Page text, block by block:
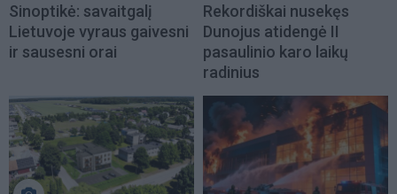
Sinoptikė: savaitgalį
Lietuvoje vyraus gaivesni
ir sausesni orai
Rekordiškai nusekęs
Dunojus atidengė II
pasaulinio karo laikų
radinius